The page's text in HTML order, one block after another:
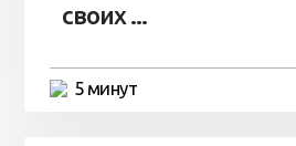
своих ...
5 минут